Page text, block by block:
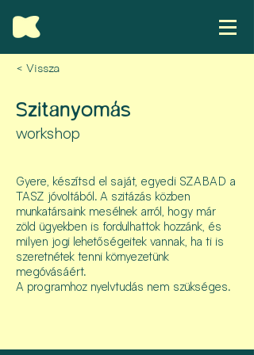
< Vissza
Szitanyomás
workshop
Gyere, készítsd el saját, egyedi SZABAD a
TASZ jóvoltából. A szitázás közben
munkatársaink mesélnek arról, hogy már
zöld ügyekben is fordulhattok hozzánk, és
milyen jogi lehetőségeitek vannak, ha ti is
szeretnétek tenni környezetünk
megóvásáért.
A programhoz nyelvtudás nem szükséges.